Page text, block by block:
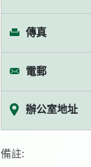
傳真
電郵
辦公室地址
備註: